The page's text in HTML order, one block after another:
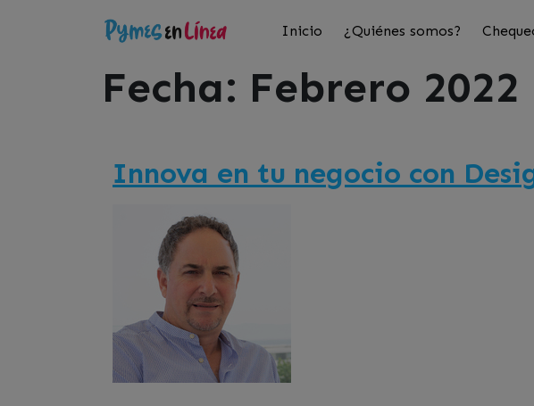
Inicio ¿Quiénes somos?
Fecha: Febrero 2022
Innova en tu negocio con